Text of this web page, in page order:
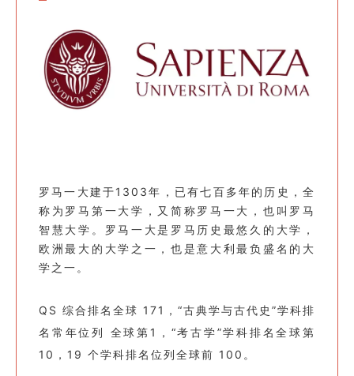
罗马一大建于1303年，已有七百多年的历史，全
称为罗马第一大学，又简称罗马一大，也叫罗马
智慧大学。 罗马一大是罗马历史最悠久的大学，
欧洲最大的大学之一，也是意大利最负盛名的大
学之一。
QS 综合排名全球 171，“古典学与古代史”学科排
名常年位列 全球第1，“考古学”学科排名全球第
10，19 个学科排名位列全球前 100。